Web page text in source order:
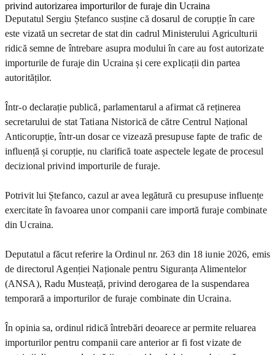
Deputatul Sergiu Ștefanco susține că dosarul de corupție în care
este vizată un secretar de stat din cadrul Ministerului Agriculturii
ridică semne de întrebare asupra modului în care au fost autorizate
importurile de furaje din Ucraina și cere explicații din partea
autorităților.
Într-o declarație publică, parlamentarul a afirmat că reținerea
secretarului de stat Tatiana Nistorică de către Centrul Național
Anticorupție, într-un dosar ce vizează presupuse fapte de trafic de
influență și corupție, nu clarifică toate aspectele legate de procesul
decizional privind importurile de furaje.
Potrivit lui Ștefanco, cazul ar avea legătură cu presupuse influențe
exercitate în favoarea unor companii care importă furaje combinate
din Ucraina.
Deputatul a făcut referire la Ordinul nr. 263 din 18 iunie 2026, emis
de directorul Agenției Naționale pentru Siguranța Alimentelor
(ANSA), Radu Musteață, privind derogarea de la suspendarea
temporară a importurilor de furaje combinate din Ucraina.
În opinia sa, ordinul ridică întrebări deoarece ar permite reluarea
importurilor pentru companii care anterior ar fi fost vizate de